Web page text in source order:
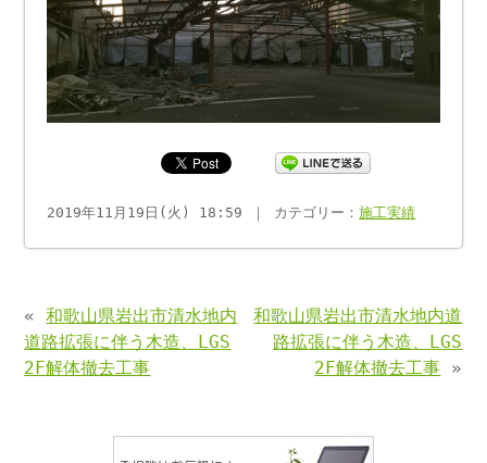
2019年11月19日(火) 18:59 ｜ カテゴリー：施工実績
«和歌山県岩出市清水地内
道路拡張に伴う木造、LGS
2F解体撤去工事
和歌山県岩出市清水地内道
路拡張に伴う木造、LGS
2F解体撤去工事 »